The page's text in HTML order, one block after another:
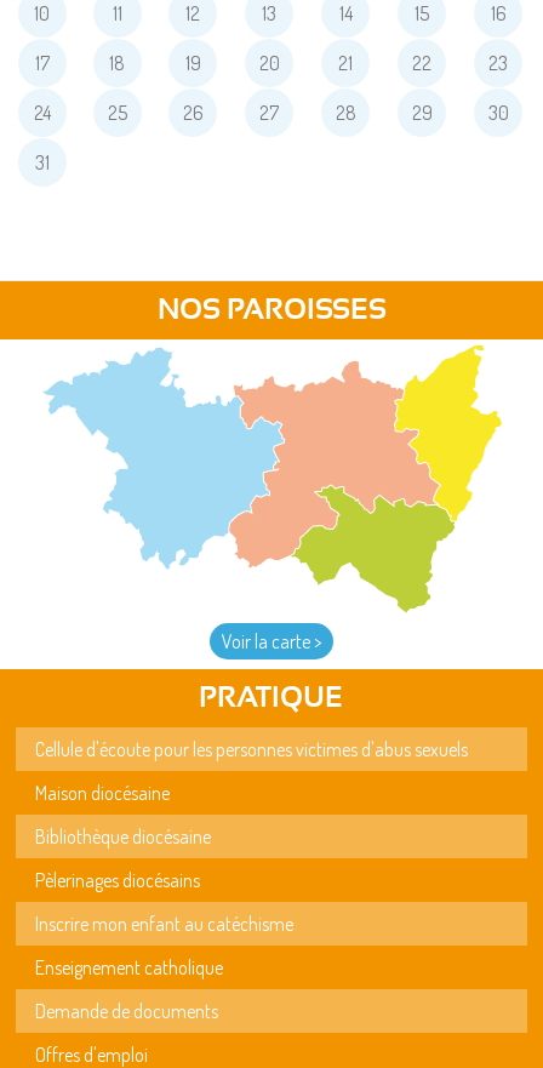
10 11 12 13 14 15 16
17 18 19 20 21 22 23
24 25 26 27 28 29 30
31
NOS PAROISSES
Voir la carte >
PRATIQUE
Cellule d'écoute pour les personnes victimes d'abus sexuels
Maison diocésaine
Bibliothèque diocésaine
Pèlerinages diocésains
Inscrire mon enfant au catéchisme
Enseignement catholique
Demande de documents
Offres d'emploi